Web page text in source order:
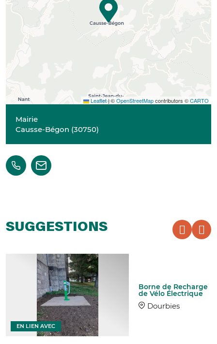
Leaflet |©OpenStreetMapcontributors ©CARTO
Mairie
Causse-Bégon (30750)
SUGGESTIONS
Borne de Recharge
de Vélo Électrique
Dourbies
EN LIEN AVEC